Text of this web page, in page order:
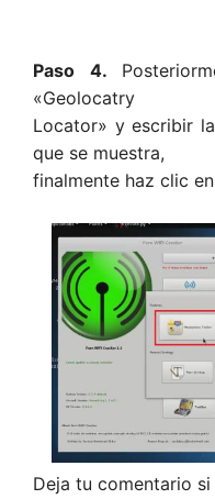
Paso 4.
«Geolocatry
Locator» y escribir
que se muestra,
finalmente haz clic en
Deja tu comentario